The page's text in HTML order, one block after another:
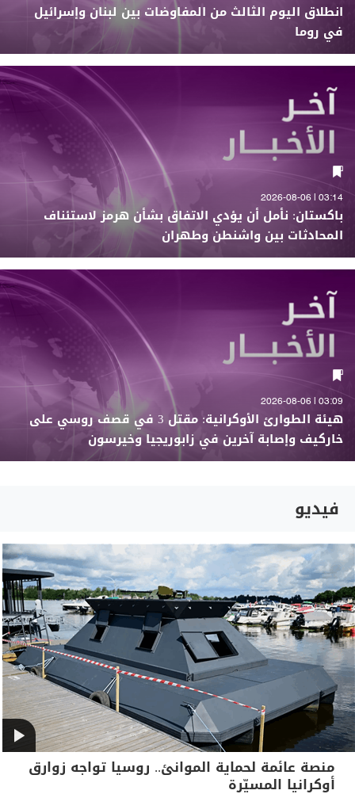
انطلاق اليوم الثالث من المفاوضات بين لبنان وإسرائيل
في روما
03:14 | 2026-08-06
باكستان: نأمل أن يؤدي الاتفاق بشأن هرمز لاستئناف
المحادثات بين واشنطن وطهران
03:09 | 2026-08-06
هيئة الطوارئ الأوكرانية: مقتل 3 في قصف روسي على
خاركيف وإصابة آخرين في زابوريجيا وخيرسون
فيديو
منصة عائمة لحماية الموانئ.. روسيا تواجه زوارق
أوكرانيا المسيّرة